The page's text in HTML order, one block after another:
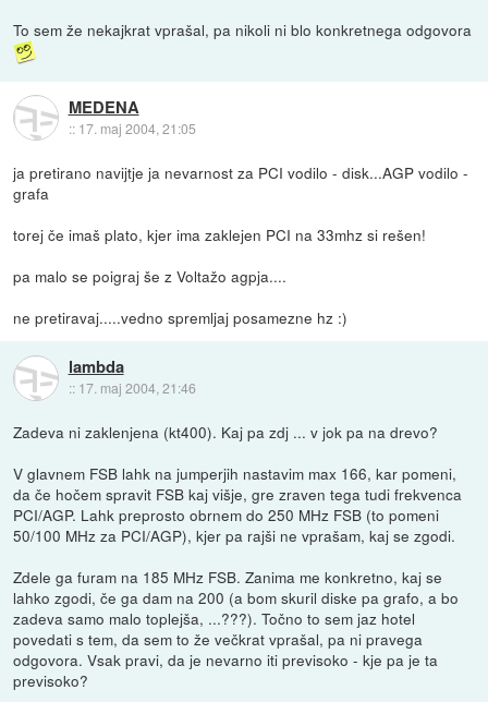
To sem že nekajkrat vprašal, pa nikoli ni blo konkretnega odgovora
MEDENA
:: 17. maj 2004, 21:05
ja pretirano navijtje ja nevarnost za PCI vodilo - disk...AGP vodilo -
grafa
torej če imaš plato, kjer ima zaklejen PCI na 33mhz si rešen!
pa malo se poigraj še z Voltažo agpja....
ne pretiravaj.....vedno spremljaj posamezne hz :)
lambda
:: 17. maj 2004, 21:46
Zadeva ni zaklenjena (kt400). Kaj pa zdj ... v jok pa na drevo?
V glavnem FSB lahk na jumperjih nastavim max 166, kar pomeni,
da če hočem spravit FSB kaj višje, gre zraven tega tudi frekvenca
PCI/AGP. Lahk preprosto obrnem do 250 MHz FSB (to pomeni
50/100 MHz za PCI/AGP), kjer pa rajši ne vprašam, kaj se zgodi.
Zdele ga furam na 185 MHz FSB. Zanima me konkretno, kaj se
lahko zgodi, če ga dam na 200 (a bom skuril diske pa grafo, a bo
zadeva samo malo toplejša, ...???). Točno to sem jaz hotel
povedati s tem, da sem to že večkrat vprašal, pa ni pravega
odgovora. Vsak pravi, da je nevarno iti previsoko - kje pa je ta
previsoko?